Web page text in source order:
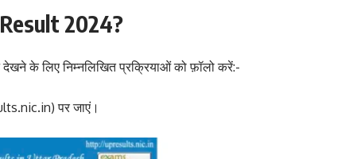
2024?
देखने के लिए निम्नलिखित प्रक्रियाओं को फ़ॉलो करें:-
) पर जाएं।